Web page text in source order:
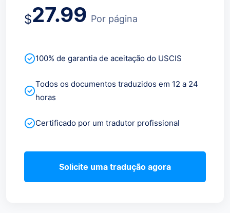
$27.99 Por página
100% de garantia de aceitação do USCIS
Todos os documentos traduzidos em 12 a 24
horas
Certificado por um tradutor profissional
Solicite uma tradução agora